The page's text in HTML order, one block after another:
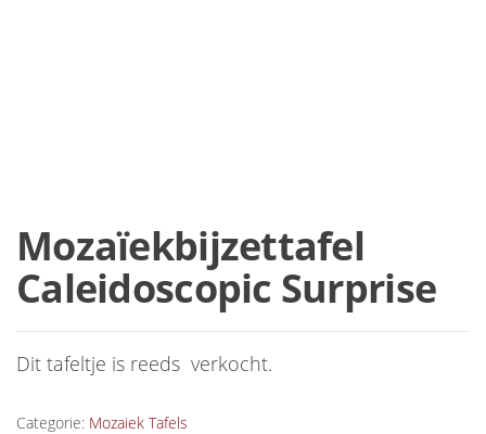
Mozaïekbijzettafel
Caleidoscopic Surprise
Dit tafeltje is reeds verkocht.
Categorie: Mozaiek Tafels